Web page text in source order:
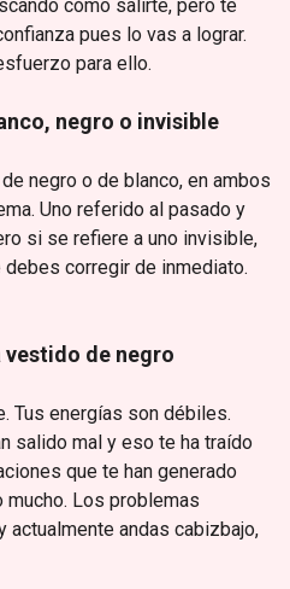
cómo salirte, pero te
pues lo vas a lograr.
para ello.
negro o invisible
negro o de blanco, en ambos
Uno referido al pasado y
si se refiere a uno invisible,
corregir de inmediato.
vestido de negro
Tus energías son débiles.
salido mal y eso te ha traído
que te han generado
Los problemas
actualmente andas cabizbajo,